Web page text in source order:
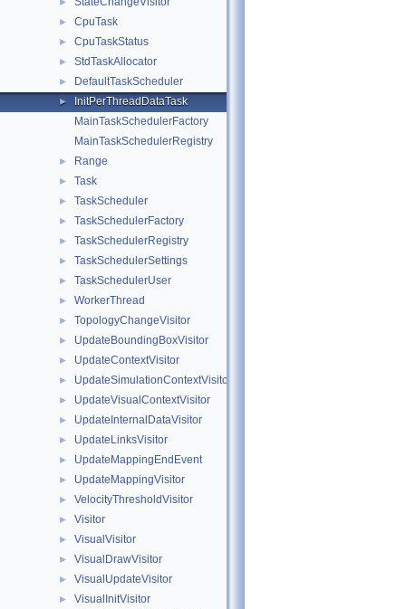
► CpuTask
► CpuTaskStatus
► StdTaskAllocator
► DefaultTaskScheduler
►
InitPerThreadDataTask
MainTaskSchedulerFactory
MainTaskSchedulerRegistry
► Range
► Task
► TaskScheduler
► TaskSchedulerFactory
► TaskSchedulerRegistry
► TaskSchedulerSettings
► TaskSchedulerUser
► WorkerThread
► TopologyChangeVisitor
► UpdateBoundingBoxVisitor
► UpdateContextVisitor
► UpdateSimulationContextVisitor
► UpdateVisualContextVisitor
► UpdateInternalDataVisitor
► UpdateLinksVisitor
► UpdateMappingEndEvent
► UpdateMappingVisitor
► VelocityThresholdVisitor
► Visitor
► VisualVisitor
► VisualDrawVisitor
► VisualUpdateVisitor
► VisualInitVisitor